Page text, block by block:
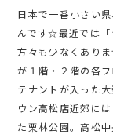
日本で一番小さい
んです☆最近では「
方々も少なくあり
が１階・２階の各
テナントが入った
ウン高松店近郊に
た栗林公園。高松